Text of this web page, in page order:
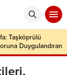
Taşköprülü
Duygulandıran